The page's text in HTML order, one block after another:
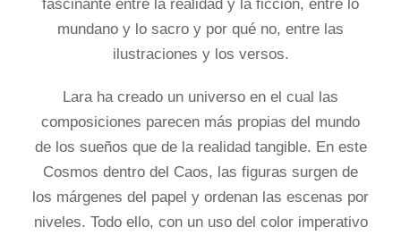
fascinante entre la realidad y la ficción, entre lo
mundano y lo sacro y por qué no, entre las
ilustraciones y los versos.
Lara ha creado un universo en el cual las
composiciones parecen más propias del mundo
de los sueños que de la realidad tangible. En este
Cosmos dentro del Caos, las figuras surgen de
los márgenes del papel y ordenan las escenas por
niveles. Todo ello, con un uso del color imperativo